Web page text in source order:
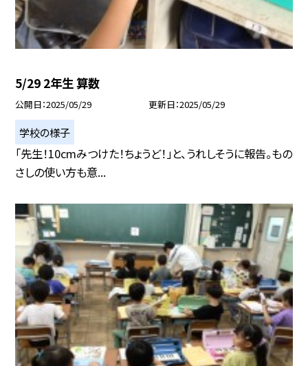
5/29 2年生 算数
公開日 2025/05/29 更新日 2025/05/29
学校の様子
「先生！10cmみつけた！ちょうど！」と、うれしそうに報告。もの
さしの使い方も意...